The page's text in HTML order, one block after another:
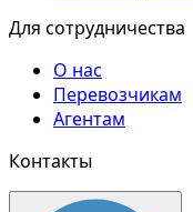
Для сотрудничества
О нас
Перевозчикам
Агентам
Контакты